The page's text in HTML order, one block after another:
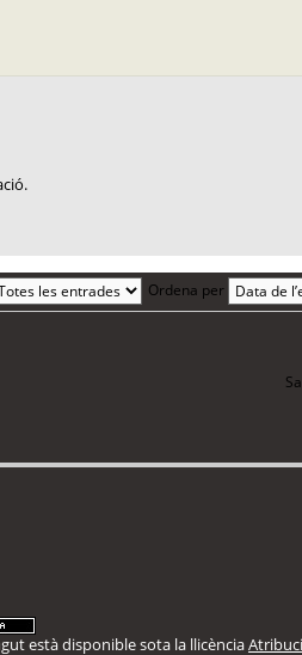
Ordena per
està disponible sota la llicència